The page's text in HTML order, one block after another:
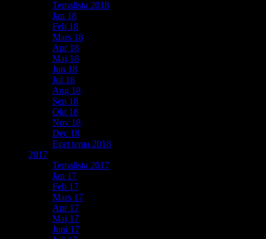
Temalista 2018
Jan 18
Feb 18
Mars 18
Apr 18
Maj 18
Jun 18
Jul 18
Aug 18
Sep 18
Okt 18
Nov 18
Dec 18
Eget tema 2018
2017
Temalista 2017
Jan 17
Feb 17
Mars 17
Apr 17
Maj 17
Juni 17